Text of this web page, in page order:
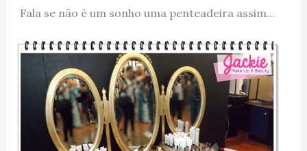
Fala se não é um sonho uma penteadeira assim…